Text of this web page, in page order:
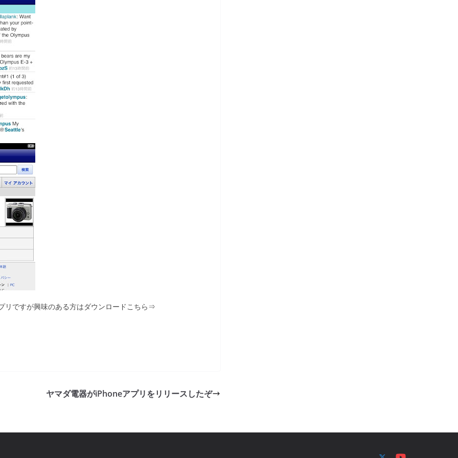
リですが興味のある方はダウンロードこちら⇒
ヤマダ電器がiPhoneアプリをリリースしたぞ